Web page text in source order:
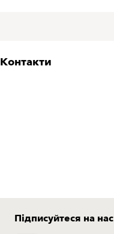
Контакти
Підписуйтеся на нас